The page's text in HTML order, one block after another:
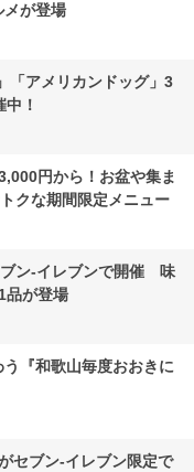
メが登場
「アメリカンドッグ」3
！
円から！お盆や集ま
クな期間限定メニュー
ン-イレブンで開催 味
品が登場
『和歌山毎度おおきに
セブン‐イレブン限定で